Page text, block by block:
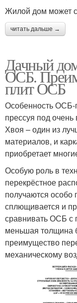
Жилой дом может
читать дальше →
Дачный
ОСБ.
плит ОСБ
Особенность ОСБ-
прессуя под
Хвоя – один из
материалов, и
приобретает
Особую роль в
перекрёстное
получаются
сплющивается и
сравнивать ОСБ с
меньшая толщина
преимущество
механическому